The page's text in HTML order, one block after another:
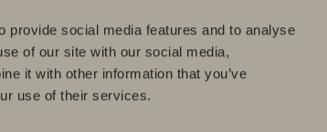
provide social media features and to analyse
of our site with our social media,
it with other information that you’ve
use of their services.Luo kylpyhuoneesi